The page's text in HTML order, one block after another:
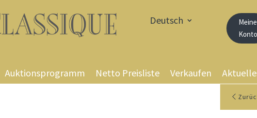
Deutsch
Meine
Konto
Auktionsprogramm Netto Preisliste Verkaufen